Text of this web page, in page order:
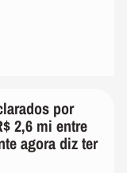
por
2,6 mi entre
agora diz ter